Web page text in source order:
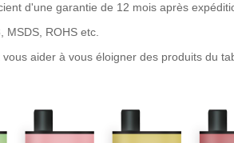
d'une garantie de 12 mois après
MSDS, ROHS etc.
aider à vous éloigner des produits du